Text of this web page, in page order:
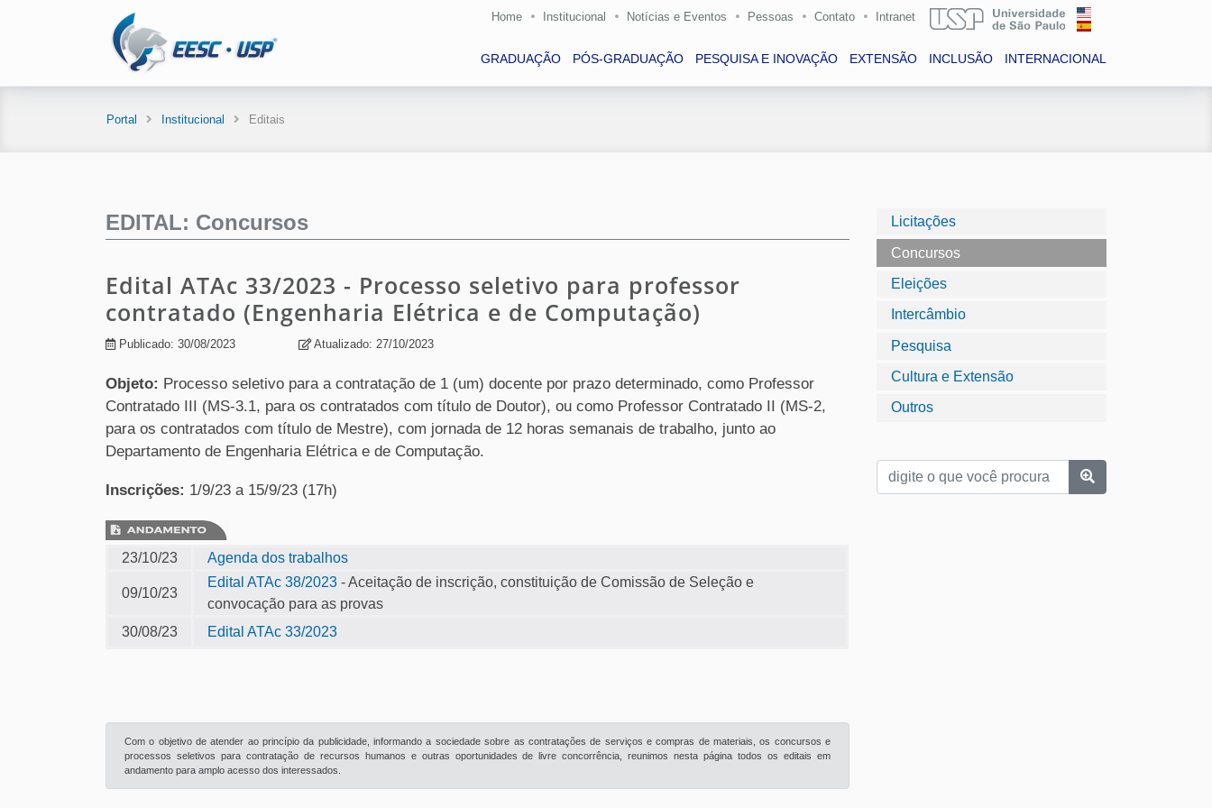
Home Institucional Notícias e Eventos Pessoas Contato Intranet
GRADUAÇÃO PÓS-GRADUAÇÃO PESQUISA E INOVAÇÃO EXTENSÃO INCLUSÃO INTERNACIONAL
Portal Institucional Editais
Licitações
Concursos
Eleições
Intercâmbio
Pesquisa
Cultura e Extensão
Outros
EDITAL: Concursos
Edital ATAc 33/2023 - Processo seletivo para professor
contratado (Engenharia Elétrica e de Computação)
Publicado: 30/08/2023 Atualizado: 27/10/2023
Objeto: Processo seletivo para a contratação de 1 (um) docente por prazo determinado, como Professor
Contratado III (MS-3.1, para os contratados com título de Doutor), ou como Professor Contratado II (MS-2,
para os contratados com título de Mestre), com jornada de 12 horas semanais de trabalho, junto ao
Departamento de Engenharia Elétrica e de Computação.
Inscrições: 1/9/23 a 15/9/23 (17h)
23/10/23 Agenda dos trabalhos
09/10/23
Edital ATAc 38/2023 - Aceitação de inscrição, constituição de Comissão de Seleção e
convocação para as provas
30/08/23
Edital ATAc 33/2023
Com o objetivo de atender ao princípio da publicidade, informando a sociedade sobre as contratações de serviços e compras de materiais, os concursos e
processos seletivos para contratação de recursos humanos e outras oportunidades de livre concorrência, reunimos nesta página todos os editais em
andamento para amplo acesso dos interessados.